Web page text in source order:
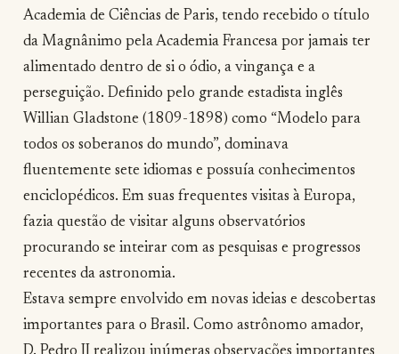
Academia de Ciências de Paris, tendo recebido o título
da Magnânimo pela Academia Francesa por jamais ter
alimentado dentro de si o ódio, a vingança e a
perseguição. Definido pelo grande estadista inglês
Willian Gladstone (1809-1898) como “Modelo para
todos os soberanos do mundo”, dominava
fluentemente sete idiomas e possuía conhecimentos
enciclopédicos. Em suas frequentes visitas à Europa,
fazia questão de visitar alguns observatórios
procurando se inteirar com as pesquisas e progressos
recentes da astronomia.
Estava sempre envolvido em novas ideias e descobertas
importantes para o Brasil. Como astrônomo amador,